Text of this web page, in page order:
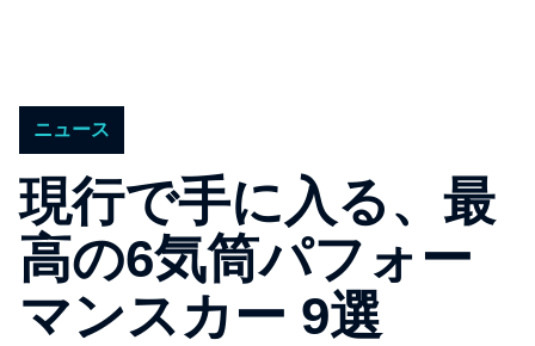
ニュース
現行で手に入る、最
高の6気筒パフォー
マンスカー 9選